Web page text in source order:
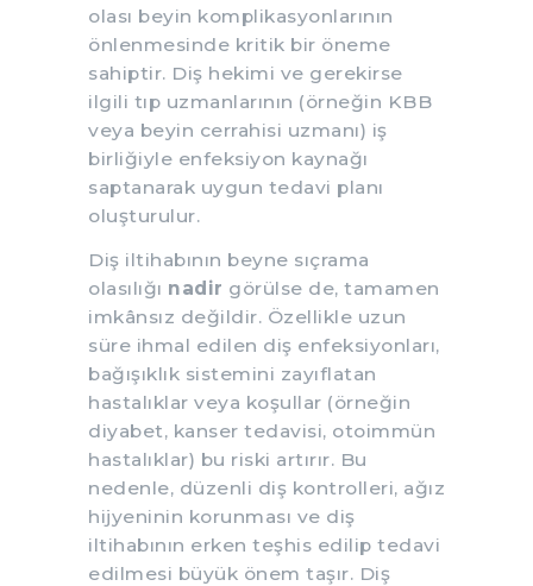
olası beyin komplikasyonlarının
önlenmesinde kritik bir öneme
sahiptir. Diş hekimi ve gerekirse
ilgili tıp uzmanlarının (örneğin KBB
veya beyin cerrahisi uzmanı) iş
birliğiyle enfeksiyon kaynağı
saptanarak uygun tedavi planı
oluşturulur.
Diş iltihabının beyne sıçrama
olasılığı nadir görülse de, tamamen
imkânsız değildir. Özellikle uzun
süre ihmal edilen diş enfeksiyonları,
bağışıklık sistemini zayıflatan
hastalıklar veya koşullar (örneğin
diyabet, kanser tedavisi, otoimmün
hastalıklar) bu riski artırır. Bu
nedenle, düzenli diş kontrolleri, ağız
hijyeninin korunması ve diş
iltihabının erken teşhis edilip tedavi
edilmesi büyük önem taşır. Diş